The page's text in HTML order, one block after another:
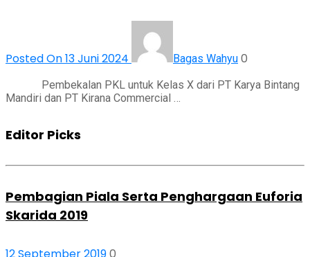
Posted On 13 Juni 2024 Bagas Wahyu 0
Pembekalan PKL untuk Kelas X dari PT Karya Bintang
Mandiri dan PT Kirana Commercial …
Editor Picks
Pembagian Piala Serta Penghargaan Euforia
Skarida 2019